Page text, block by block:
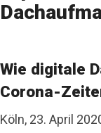
Wie digitale
Corona-
Köln, 23. April